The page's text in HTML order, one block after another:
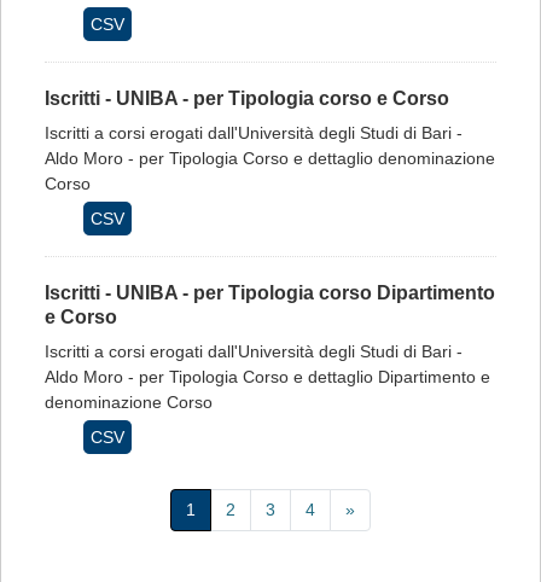
CSV
Iscritti - UNIBA - per Tipologia corso e Corso
Iscritti a corsi erogati dall'Università degli Studi di Bari -
Aldo Moro - per Tipologia Corso e dettaglio denominazione
Corso
CSV
Iscritti - UNIBA - per Tipologia corso Dipartimento
e Corso
Iscritti a corsi erogati dall'Università degli Studi di Bari -
Aldo Moro - per Tipologia Corso e dettaglio Dipartimento e
denominazione Corso
CSV
1 2 3 4 »